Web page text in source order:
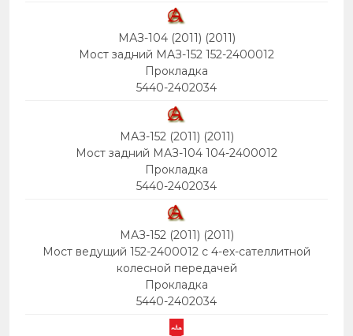
МАЗ-104 (2011) (2011)
Мост задний МАЗ-152 152-2400012
Прокладка
5440-2402034
МАЗ-152 (2011) (2011)
Мост задний МАЗ-104 104-2400012
Прокладка
5440-2402034
МАЗ-152 (2011) (2011)
Мост ведущий 152-2400012 с 4-ех-сателлитной
колесной передачей
Прокладка
5440-2402034